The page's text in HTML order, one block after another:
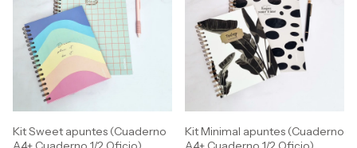
Kit Sweet apuntes (Cuaderno
Kit Minimal apuntes (Cuaderno